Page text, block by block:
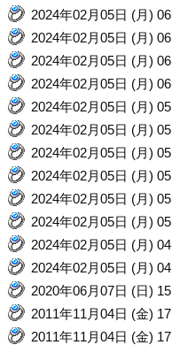
2024年02月05日 (月)
2024年02月05日 (月)
2024年02月05日 (月)
2024年02月05日 (月)
2024年02月05日 (月)
2024年02月05日 (月)
2024年02月05日 (月)
2024年02月05日 (月)
2024年02月05日 (月)
2024年02月05日 (月)
2024年02月05日 (月)
2024年02月05日 (月)
2020年06月07日 (日)
2011年11月04日 (金)
2011年11月04日 (金)